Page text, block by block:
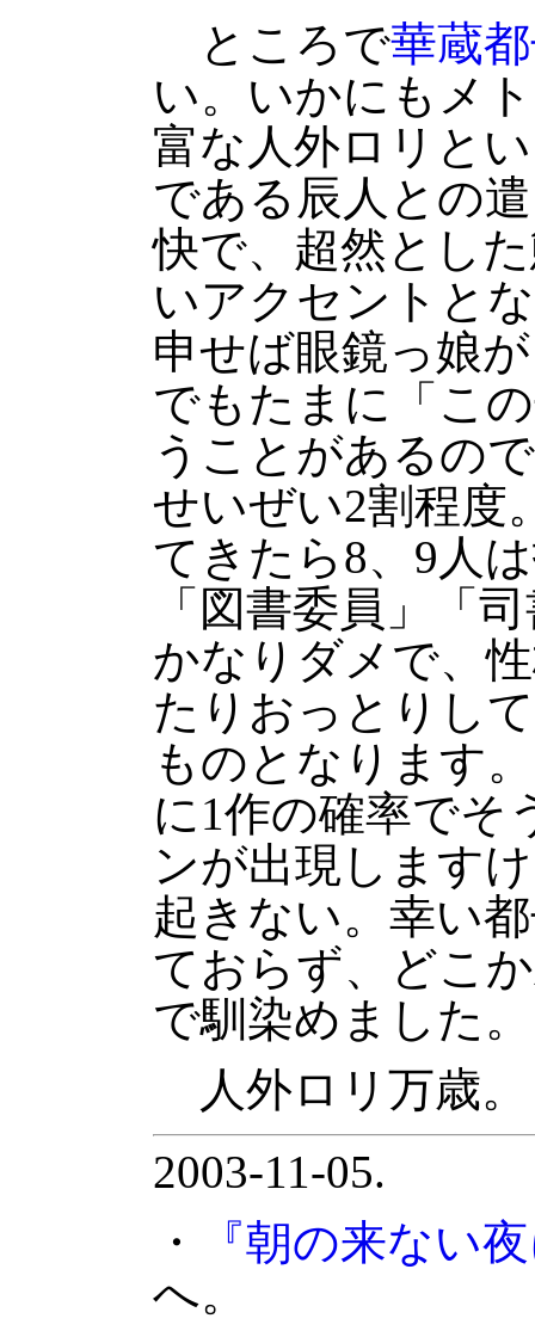
ところで華蔵
い。いかにもメ
富な人外ロリと
である辰人との
快で、超然とし
いアクセントと
申せば眼鏡っ娘
でもたまに「こ
うことがあるの
せいぜい2割程度
てきたら8、9人
「図書委員」「
かなりダメで、
たりおっとりし
ものとなります
に1作の確率でそ
ンが出現します
起きない。幸い
ておらず、どこ
で馴染めました。
人外ロリ万歳。
2003-11-05.
・
『朝の来ない
へ。